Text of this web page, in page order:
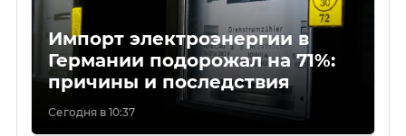
Импорт электроэнергии в
Германии подорожал на 71%:
причины и последствия
Сегодня в 10:37